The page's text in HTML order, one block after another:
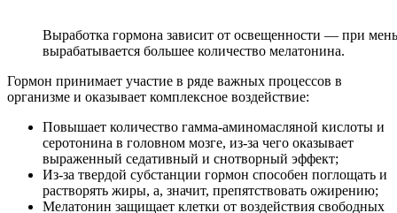
Выработка гормона зависит от освещенности — при
вырабатывается большее количество мелатонина.
Гормон принимает участие в ряде важных процессов в
организме и оказывает комплексное воздействие:
Повышает количество гамма-аминомасляной кислоты и
серотонина в головном мозге, из-за чего оказывает
выраженный седативный и снотворный эффект;
Из-за твердой субстанции гормон способен поглощать и
растворять жиры, а, значит, препятствовать ожирению;
Мелатонин защищает клетки от воздействия свободных